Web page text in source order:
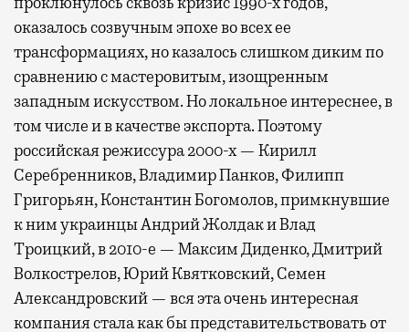
оказалось созвучным эпохе во всех ее
трансформациях, но казалось слишком диким по
сравнению с мастеровитым, изощренным
западным искусством. Но локальное интереснее, в
том числе и в качестве экспорта. Поэтому
российская режиссура 2000-х — Кирилл
Серебренников, Владимир Панков, Филипп
Григорьян, Константин Богомолов, примкнувшие
к ним украинцы Андрий Жолдак и Влад
Троицкий, в 2010-е — Максим Диденко, Дмитрий
Волкострелов, Юрий Квятковский, Семен
Александровский — вся эта очень интересная
компания стала как бы представительствовать от